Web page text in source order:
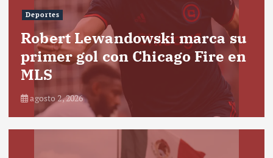
Deportes
Robert Lewandowski marca su
primer gol con Chicago Fire en
MLS
agosto 2, 2026